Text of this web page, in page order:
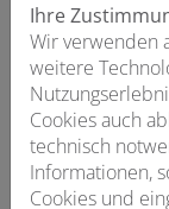
Betreff
Nachricht
Ihre
Wir verwenden
weitere
Cookies auch
technisch
Informationen,
Cookies und